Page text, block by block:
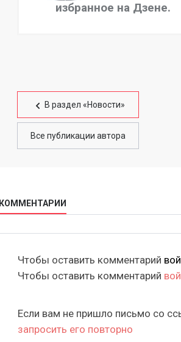
избранное на Дзене.
В раздел «Новости»
Все публикации автора
КОММЕНТАРИИ
Чтобы оставить комментарий
Чтобы оставить комментарий
Если вам не пришло письмо со
запросить его повторно